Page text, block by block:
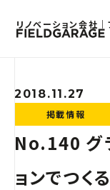
リノベーション会社
掲載情報
2018.11.27
No.140 グ
ョンでつく